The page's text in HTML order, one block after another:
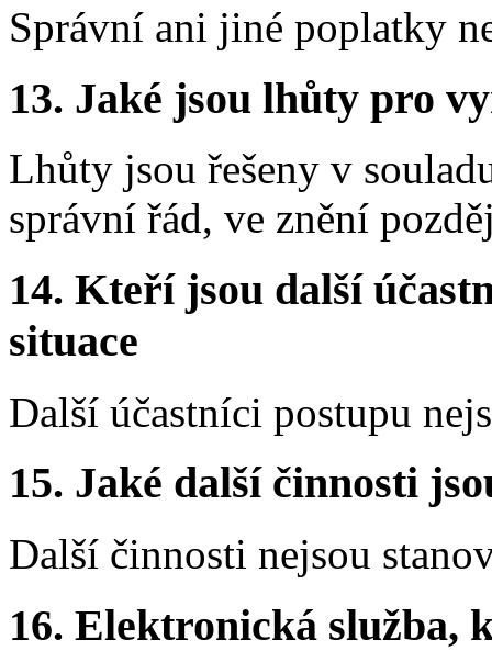
Správní ani jiné poplatky
13. Jaké jsou lhůty pro
Lhůty jsou řešeny v
správní řád, ve znění
14. Kteří jsou další
situace
Další účastníci postupu
15. Jaké další činnosti
Další činnosti nejsou
16. Elektronická služba,